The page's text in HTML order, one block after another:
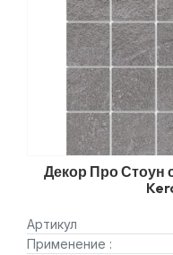
Декор Про
Артикул
Применение :